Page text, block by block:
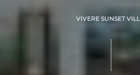
VIVERE SUNSET